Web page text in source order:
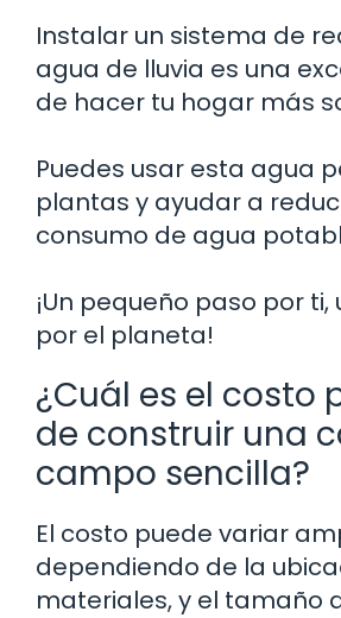
Instalar un sistema de
agua de lluvia es una
de hacer tu hogar más
Puedes usar esta agua
plantas y ayudar a
consumo de agua
¡Un pequeño paso por
por el planeta!
¿Cuál es el costo
de construir una
campo sencilla?
El costo puede variar
dependiendo de la
materiales, y el tamaño